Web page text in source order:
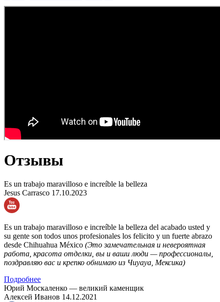
Отзывы
Es un trabajo maravilloso e increíble la belleza
Jesus Carrasco 17.10.2023
Es un trabajo maravilloso e increíble la belleza del acabado usted y
su gente son todos unos profesionales los felicito y un fuerte abrazo
desde Chihuahua México (Это замечательная и невероятная
работа, красота отделки, вы и ваши люди — профессионалы,
поздравляю вас и крепко обнимаю из Чиуауа, Мексика)
Подробнее
Юрий Москаленко — великий каменщик
Алексей Иванов 14.12.2021